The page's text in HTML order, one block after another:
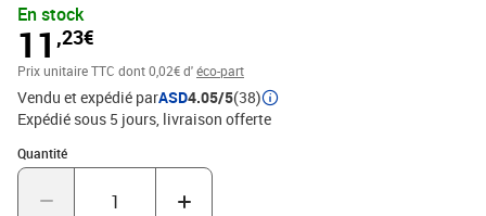
En stock
11 ,23€
Prix unitaire TTC dont 0,02€ d'éco-part
Vendu et expédié parASD4.05/5(38)
Expédié sous 5 jours livraison offerte
Quantité
Quantité : 1